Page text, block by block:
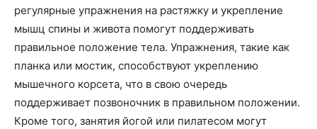
регулярные упражнения на растяжку и укрепление
мышц спины и живота помогут поддерживать
правильное положение тела. Упражнения, такие как
планка или мостик, способствуют укреплению
мышечного корсета, что в свою очередь
поддерживает позвоночник в правильном положении.
Кроме того, занятия йогой или пилатесом могут